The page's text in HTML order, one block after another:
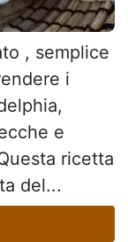
, semplice
i
e
ricetta
del...